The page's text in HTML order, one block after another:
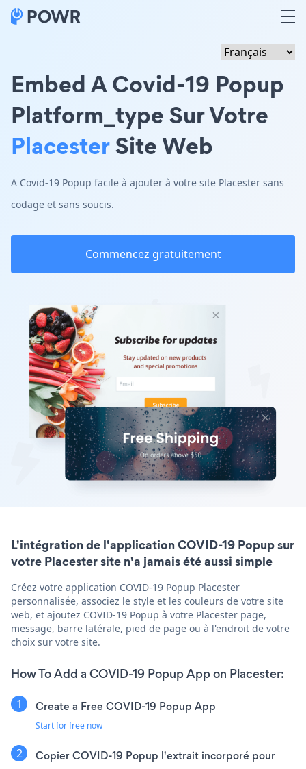
Embed A Covid-19 Popup
Platform_type Sur Votre
PlacesterSite Web
A Covid-19 Popup facile à ajouter à votre site Placester sans
codage et sans soucis.
Commencez gratuitement
L'intégration de l'application COVID-19 Popup sur
votre Placester site n'a jamais été aussi simple
Créez votre application COVID-19 Popup Placester
personnalisée, associez le style et les couleurs de votre site
web, et ajoutez COVID-19 Popup à votre Placester page,
message, barre latérale, pied de page ou à l'endroit de votre
choix sur votre site.
How To Add a COVID-19 Popup App on Placester:
Create a Free COVID-19 Popup App
Start for free now
Copier COVID-19 Popup l'extrait incorporé pour